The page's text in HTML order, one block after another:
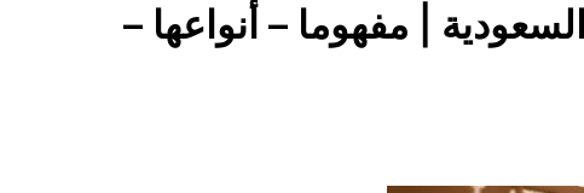
| مفهوما – أنواعها –